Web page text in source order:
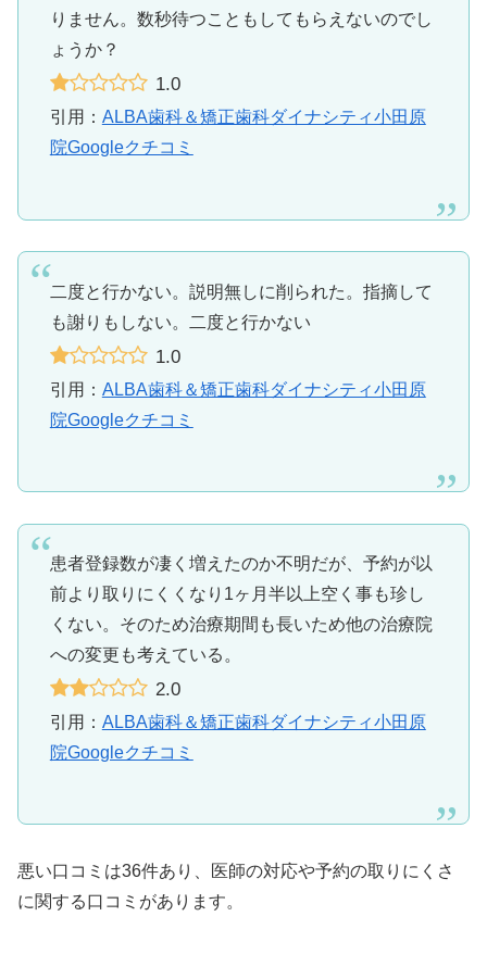
りません。数秒待つこともしてもらえないのでし
ょうか？
1.0
引用： ALBA歯科＆矯正歯科ダイナシティ小田原
院Googleクチコミ
二度と行かない。説明無しに削られた。指摘して
も謝りもしない。二度と行かない
1.0
引用： ALBA歯科＆矯正歯科ダイナシティ小田原
院Googleクチコミ
患者登録数が凄く増えたのか不明だが、予約が以
前より取りにくくなり1ヶ月半以上空く事も珍し
くない。そのため治療期間も長いため他の治療院
への変更も考えている。
2.0
引用： ALBA歯科＆矯正歯科ダイナシティ小田原
院Googleクチコミ
悪い口コミは36件あり、医師の対応や予約の取りにくさ
に関する口コミがあります。